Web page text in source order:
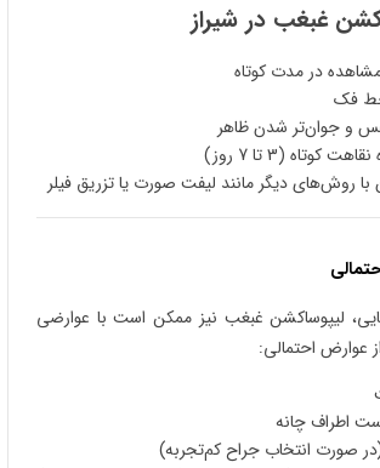
غبغب در شیراز
در مدت کوتاه
خط فک
و جوان‌تر شدن ظاهر
کوتاه (3 تا 7 روز)
با روش‌های دیگر مانند لیفت صورت یا تزریق فیلر
لیپوساکشن غبغب نیز ممکن است با عوارضی
عوارض احتمالی:
اطراف چانه
صورت انتخاب جراح کم‌تجربه)